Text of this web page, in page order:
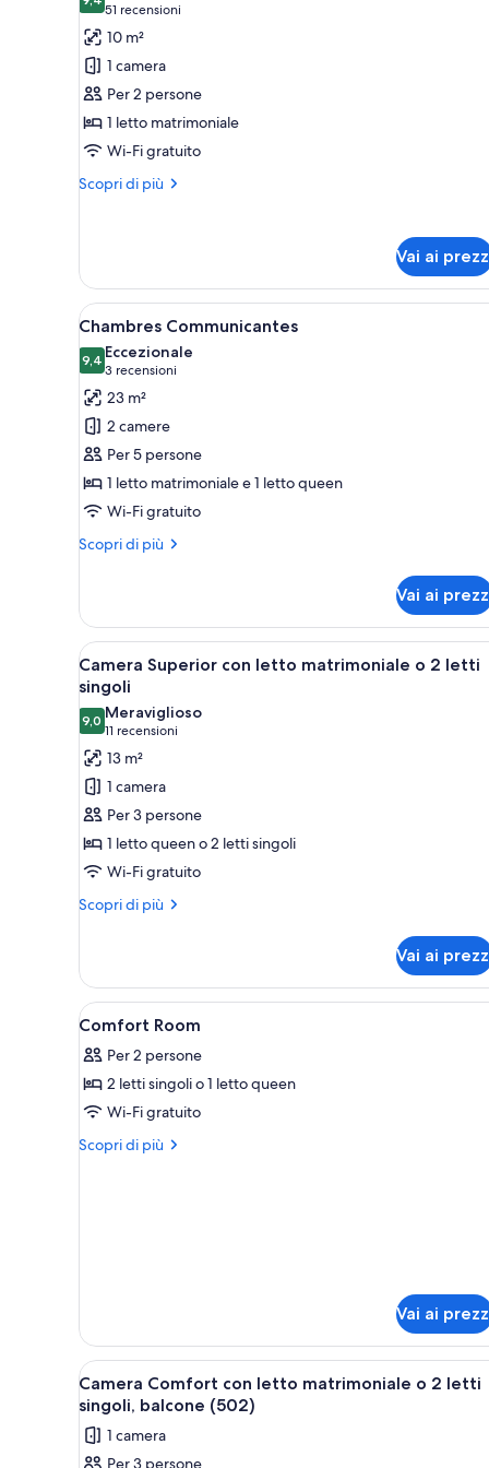
camere
foto
per
Doppia
Classic
9,4 su 10
51 recensioni
(51
recensioni)
10 m²
1 camera
Per 2 persone
1 letto matrimoniale
Wi-Fi gratuito
Scopri di più
Altri
Vai ai
Apri
tutte
le
foto
per
Chambres
Communicantes
Una camera d'albergo con
4
Chambres Communicantes
9,49,4 su 10
Eccezionale
3 recensioni
(3
recensioni)
23 m²
2 camere
Per 5 persone
1 letto matrimoniale e 1 letto queen
Wi-Fi gratuito
Scopri di più
Altri
Communicantes
Vai ai
Apri
tutte
le
foto
per
Camera
Superior
con
letto
matrimoniale
o
singoli
Una camera d'albergo con
5
Camera Superior con letto matrimoniale o 2 letti
singoli
9,09,0 su 10
Meraviglioso
11 recensioni
(11
recensioni)
13 m²
1 camera
Per 3 persone
1 letto queen o 2 letti singoli
Wi-Fi gratuito
Scopri di più
Altri
Superior
con
letto
o
2
singoli
Vai ai
Apri
tutte
le
foto
per
Comfort
Una camera d'albergo con
4
Comfort Room
Per 2 persone
2 letti singoli o 1 letto queen
Wi-Fi gratuito
Scopri di più
Altri
Vai ai
Apri
tutte
le
foto
Una camera d'albergo con
6
Camera Comfort con letto matrimoniale o 2 letti
singoli, balcone (502)
1 camera
Per 3 persone